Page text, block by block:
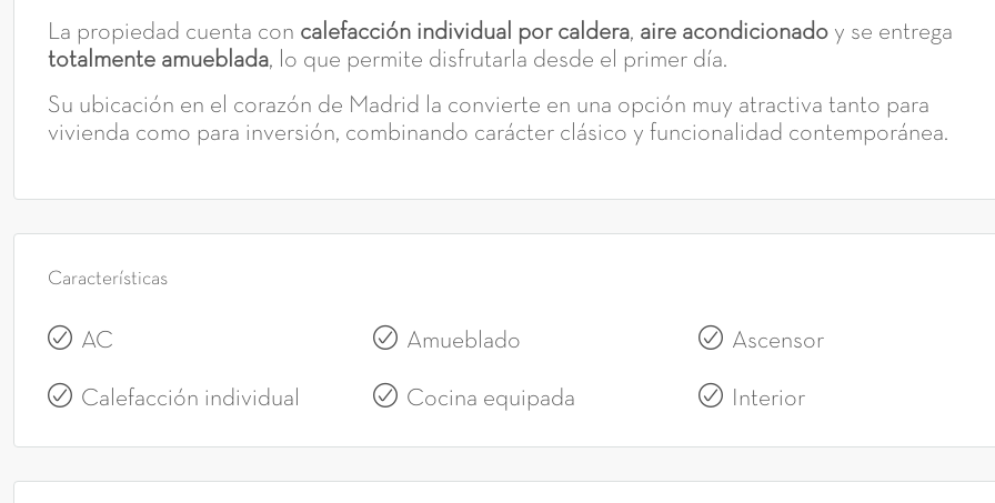
La propiedad cuenta con calefacción individual por caldera, aire acondicionado y se entrega
totalmente amueblada, lo que permite disfrutarla desde el primer día.
Su ubicación en el corazón de Madrid la convierte en una opción muy atractiva tanto para
vivienda como para inversión, combinando carácter clásico y funcionalidad contemporánea.
Características
AC Amueblado Ascensor
Calefacción individual Cocina equipada Interior